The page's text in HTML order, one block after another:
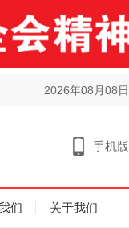
2026年08月08日
手机版
们 关于我们